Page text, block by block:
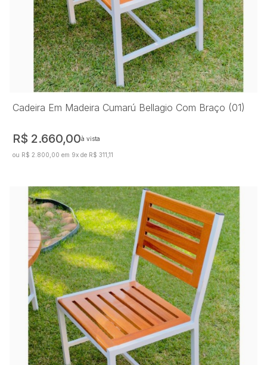
Cadeira Em Madeira Cumarú Bellagio Com Braço (01)
R$ 2.660,00à vista
ou R$ 2.800,00 em 9x de R$ 311,11